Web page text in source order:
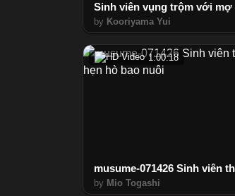
Sinh viên vụng trộm với mợ
by Kooriyama Yui
1:00:18
by Mio Togashi